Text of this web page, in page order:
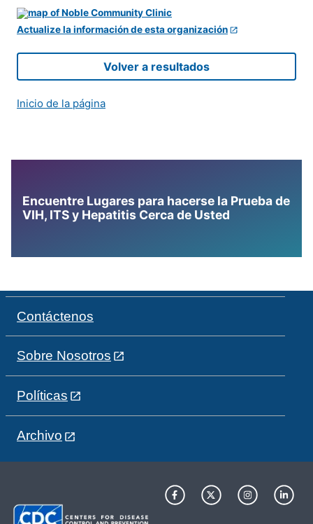
Actualize la información de esta organización
Volver a resultados
Inicio de la página
Encuentre Lugares para hacerse la Prueba de
VIH, ITS y Hepatitis Cerca de Usted
Contáctenos
Sobre Nosotros
Políticas
Archivo